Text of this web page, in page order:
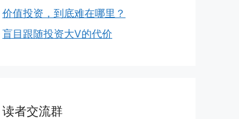
价值投资，到底难在哪里？
盲目跟随投资大V的代价
读者交流群